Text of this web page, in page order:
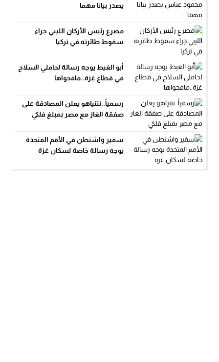
يصدر بيانا مهما
مصرع رئيس الأركان الليبي جراء
سقوط طائرته في تركيا
أبو الغيط يوجه رسالة لحاملي السلاح
في قطاع غزة..مافحواها
رسمياً..نتنياهو يعلن المصادقة على
صفقة الغاز مع مصر بمبلغ فلكي
سفير واشنطن في الأمم المتحدة
يوجه رسالة خاصة لسكان غزة